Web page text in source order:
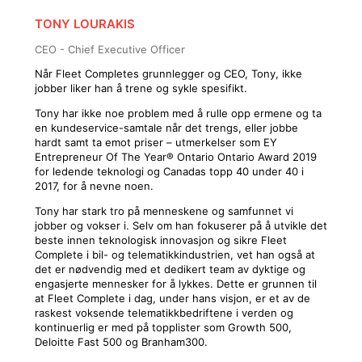
TONY LOURAKIS
CEO - Chief Executive Officer
Når Fleet Completes grunnlegger og CEO, Tony, ikke
jobber liker han å trene og sykle spesifikt.
Tony har ikke noe problem med å rulle opp ermene og ta
en kundeservice-samtale når det trengs, eller jobbe
hardt samt ta emot priser – utmerkelser som EY
Entrepreneur Of The Year® Ontario Ontario Award 2019
for ledende teknologi og Canadas topp 40 under 40 i
2017, for å nevne noen.
Tony har stark tro på menneskene og samfunnet vi
jobber og vokser i. Selv om han fokuserer på å utvikle det
beste innen teknologisk innovasjon og sikre Fleet
Complete i bil- og telematikkindustrien, vet han også at
det er nødvendig med et dedikert team av dyktige og
engasjerte mennesker for å lykkes. Dette er grunnen til
at Fleet Complete i dag, under hans visjon, er et av de
raskest voksende telematikkbedriftene i verden og
kontinuerlig er med på topplister som Growth 500,
Deloitte Fast 500 og Branham300.